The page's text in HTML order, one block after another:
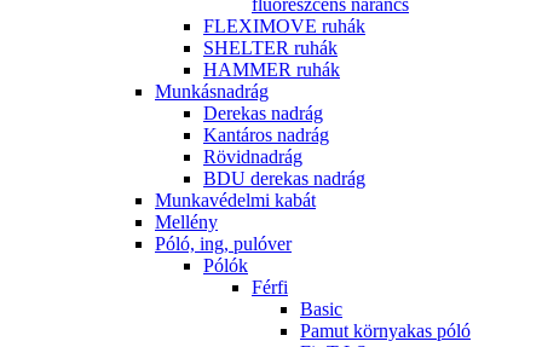
fluoreszcens narancs
FLEXIMOVE ruhák
SHELTER ruhák
HAMMER ruhák
Munkásnadrág
Derekas nadrág
Kantáros nadrág
Rövidnadrág
BDU derekas nadrág
Munkavédelmi kabát
Mellény
Póló, ing, pulóver
Pólók
Férfi
Basic
Pamut környakas póló